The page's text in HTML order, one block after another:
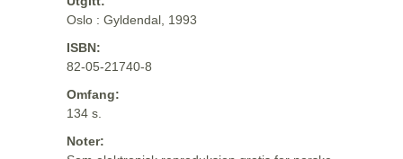
Oslo : Gyldendal, 1993
ISBN:
82-05-21740-8
Omfang:
134 s.
Noter: